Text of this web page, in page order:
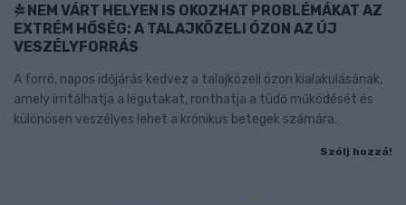
NEM VÁRT HELYEN IS OKOZHAT PROBLÉMÁKAT AZ
EXTRÉM HŐSÉG: A TALAJKÖZELI ÓZON AZ ÚJ
VESZÉLYFORRÁS
A forró, napos időjárás kedvez a talajközeli ózon kialakulásának,
amely irritálhatja a légutakat, ronthatja a tüdő működését és
különösen veszélyes lehet a krónikus betegek számára.
Szólj hozzá!